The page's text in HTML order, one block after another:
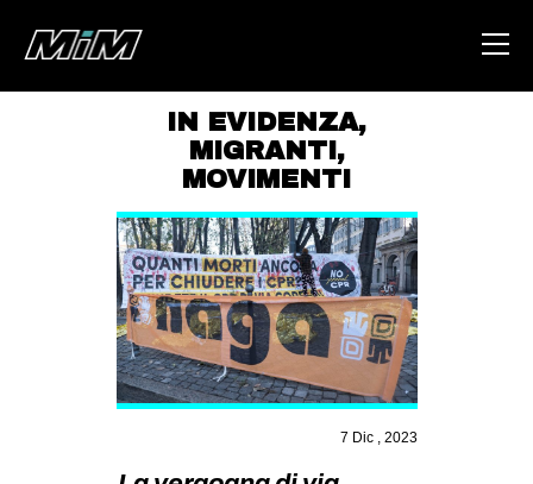
HOME
AREA
DEGENERAZIONE
GAZA FREESTYLE
CSOA LAMBRETTA
IN EVIDENZA,
MIGRANTI ,
MOVIMENTI
7 Dic , 2023